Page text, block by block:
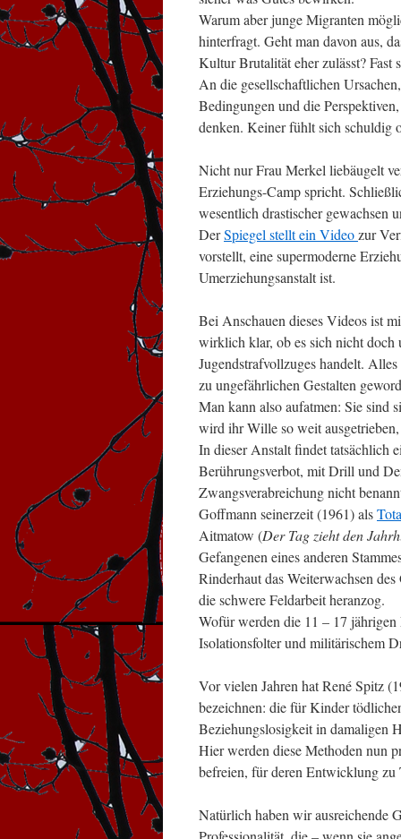
Warum aber junge Migranten
hinterfragt. Geht man davon aus,
Kultur Brutalität eher zulässt? Fast
An die gesellschaftlichen
Bedingungen und die
denken. Keiner fühlt sich schuldig
Nicht nur Frau Merkel liebäugelt
Erziehungs-Camp spricht.
wesentlich drastischer gewachsen
DerSpiegel stellt ein Videozur
vorstellt, eine supermoderne
Umerziehungsanstalt ist.
Bei Anschauen dieses Videos ist
wirklich klar, ob es sich nicht doch
Jugendstrafvollzuges handelt.
zu ungefährlichen Gestalten
Man kann also aufatmen: Sie sind
wird ihr Wille so weit
In dieser Anstalt findet tatsächlich
Berührungsverbot, mit Drill und
Zwangsverabreichung nicht
Goffmann seinerzeit (1961) als
Aitmatow (Der Tag zieht den
Gefangenen eines anderen
Rinderhaut das Weiterwachsen
die schwere Feldarbeit heranzog.
Wofür werden die 11 – 17 jährigen
Isolationsfolter und militärischem
Vor vielen Jahren hat René Spitz
bezeichnen: die für Kinder
Beziehungslosigkeit in damaligen
Hier werden diese Methoden nun
befreien, für deren Entwicklung zu
Natürlich haben wir ausreichende